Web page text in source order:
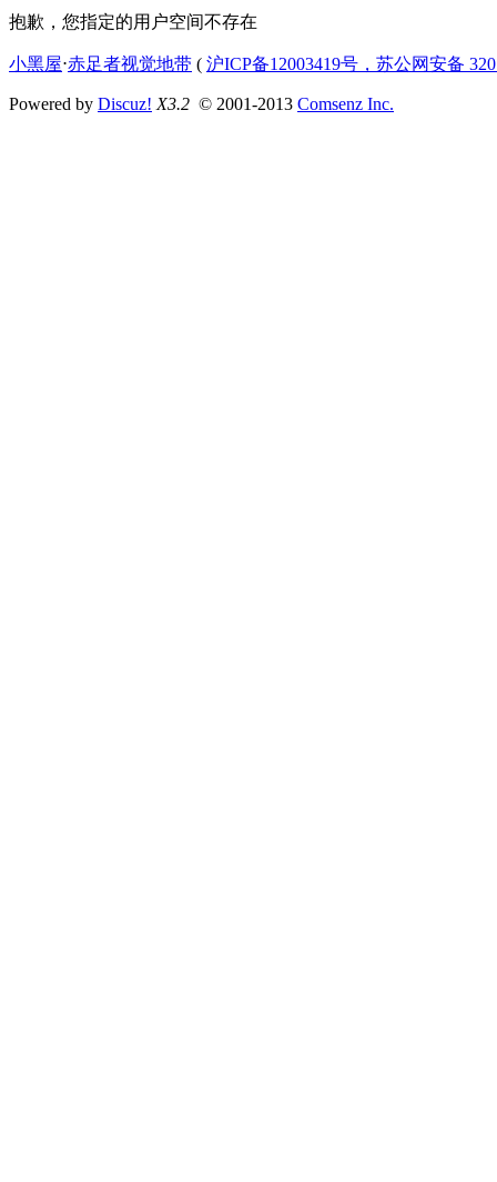
抱歉，您指定的用户空间不存在
小黑屋⋅赤足者视觉地带 ( 沪ICP备12003419号，苏公网安备
Powered by Discuz! X3.2 © 2001-2013 Comsenz Inc.